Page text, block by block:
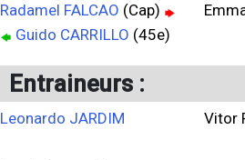
Radamel FALCAO (Cap)
Guido CARRILLO (45e)
Entraineurs :
Leonardo JARDIM Vitor